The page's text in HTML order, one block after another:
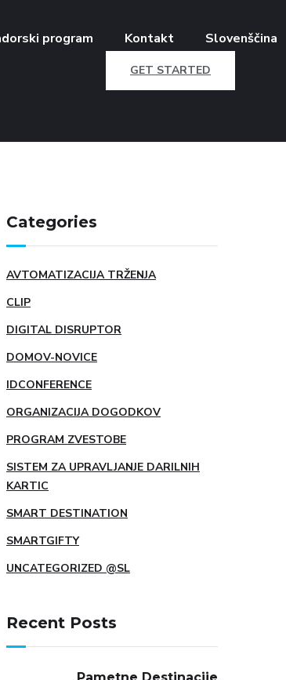
program Kontakt Slovenščina
GET STARTED
Categories
AVTOMATIZACIJA TRŽENJA
CLIP
DIGITAL DISRUPTOR
DOMOV-NOVICE
IDCONFERENCE
ORGANIZACIJA DOGODKOV
PROGRAM ZVESTOBE
SISTEM ZA UPRAVLJANJE DARILNIH
KARTIC
SMART DESTINATION
SMARTGIFTY
UNCATEGORIZED @SL
Recent Posts